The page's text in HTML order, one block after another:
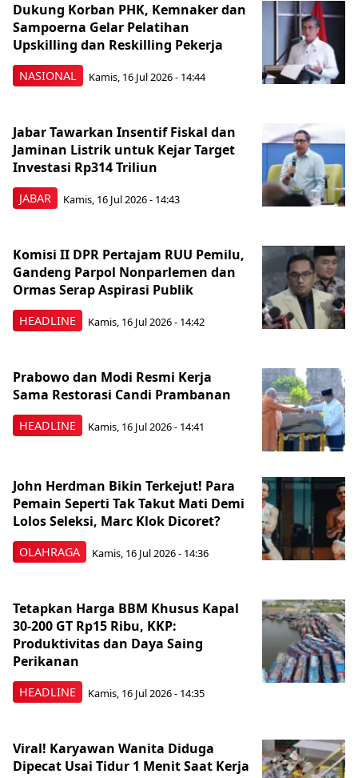
NASIONAL
Dukung Korban PHK, Kemnaker dan
Sampoerna Gelar Pelatihan
Upskilling dan Reskilling Pekerja
Kamis, 16 Jul 2026 - 14:44
JABAR
Jabar Tawarkan Insentif Fiskal dan
Jaminan Listrik untuk Kejar Target
Investasi Rp314 Triliun
Kamis, 16 Jul 2026 - 14:43
HEADLINE
Komisi II DPR Pertajam RUU Pemilu,
Gandeng Parpol Nonparlemen dan
Ormas Serap Aspirasi Publik
Kamis, 16 Jul 2026 - 14:42
HEADLINE
Prabowo dan Modi Resmi Kerja
Sama Restorasi Candi Prambanan
Kamis, 16 Jul 2026 - 14:41
OLAHRAGA
John Herdman Bikin Terkejut! Para
Pemain Seperti Tak Takut Mati Demi
Lolos Seleksi, Marc Klok Dicoret?
Kamis, 16 Jul 2026 - 14:36
HEADLINE
Tetapkan Harga BBM Khusus Kapal
30-200 GT Rp15 Ribu, KKP:
Produktivitas dan Daya Saing
Perikanan
Kamis, 16 Jul 2026 - 14:35
Viral! Karyawan Wanita Diduga
Dipecat Usai Tidur 1 Menit Saat Kerja